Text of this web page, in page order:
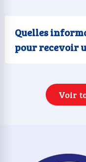
Quelles
pour recevoir
Voir